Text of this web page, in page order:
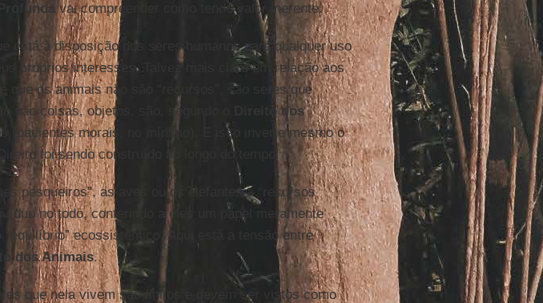
vai compreender como tendo valor inerente.
está à disposição dos seres humanos para qualquer uso
próprios interesses. Talvez mais claro em relação aos
que os animais não são “recursos”, são seres que
são coisas, objetos, são, segundo o
Direito dos
(pacientes morais, no mínimo). E isso inverte mesmo o
foi sendo construído ao longo do tempo.
pesqueiros”, as aves ou os elefantes a “recursos
no todo, conferindo a eles um papel meramente
ecossistêmico. Aqui está a tensão entre
dos Animais.
que nela vivem são finitos e devem ser vistos como